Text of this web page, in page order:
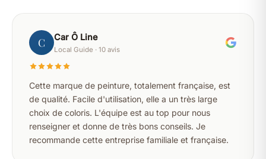
C Car Ô Line
Local Guide · 10 avis
Cette marque de peinture, totalement française, est
de qualité. Facile d'utilisation, elle a un très large
choix de coloris. L'équipe est au top pour nous
renseigner et donne de très bons conseils. Je
recommande cette entreprise familiale et française.